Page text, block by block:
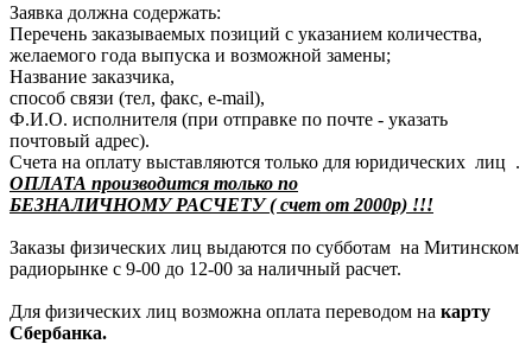
Заявка должна содержать:
Перечень заказываемых позиций с указанием количества,
желаемого года выпуска и возможной замены;
Название заказчика,
способ связи (тел, факс, e-mail),
Ф.И.О. исполнителя (при отправке по почте - указать
почтовый адрес).
Счета на оплату выставляются только для юридических лиц .
ОПЛАТА производится только по
БЕЗНАЛИЧНОМУ РАСЧЕТУ ( счет от 2000р) !!!
Заказы физических лиц выдаются по субботам на Митинском
радиорынке с 9-00 до 12-00 за наличный расчет.
Для физических лиц возможна оплата переводом на карту
Сбербанка.